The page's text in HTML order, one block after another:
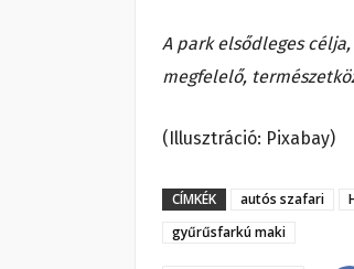
A park elsődleges
megfelelő,
(Illusztráció: Pixabay)
CÍMKÉK autós szafari
gyűrűsfarkú maki